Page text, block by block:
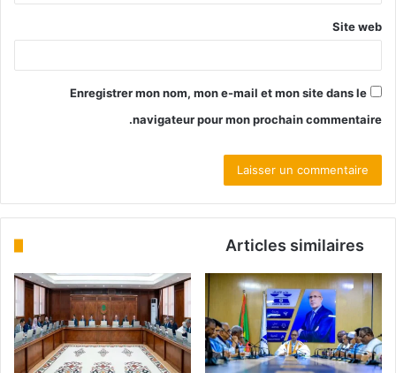
Site web
Enregistrer mon nom, mon e-mail et mon site dans le
navigateur pour mon prochain commentaire.
Articles similaires